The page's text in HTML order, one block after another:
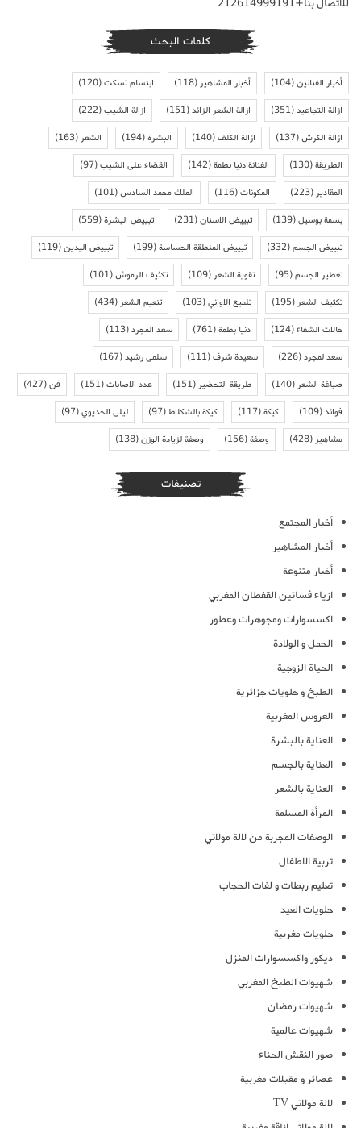
للاتصال بنا+212614999191
كلمات البحث
أخبار الفنانين(104) أخبار المشاهير(118) ابتسام تسكت(120)
ازالة التجاعيد(351) ازالة الشعر الزائد(151) ازالة الشيب(222)
ازالة الكرش(137) ازالة الكلف(140) البشرة(194) الشعر(163)
الطريقة(130) الفنانة دنيا بطمة(142) القضاء على الشيب(97)
المقادير(223) المكونات(116) الملك محمد السادس(101)
بسمة بوسيل(139) تبييض الاسنان(231) تبييض البشرة(559)
تبييض الجسم(332) تبييض المنطقة الحساسة(199) تبييض اليدين(119)
تعطير الجسم(95) تقوية الشعر(109) تكثيف الرموش(101)
تكثيف الشعر(195) تلميع الاواني(103) تنعيم الشعر(434)
حالات الشفاء(124) دنيا بطمة(761) سعد المجرد(113)
سعد لمجرد(226) سعيدة شرف(111) سلمى رشيد(167)
صباغة الشعر(140) طريقة التحضير(151) عدد الاصابات(151) فن(427)
فوائد(109) كيكة(117) كيكة بالشكلاط(97) ليلى الحديوي(97)
مشاهير(428) وصفة(156) وصفة لزيادة الوزن(138)
تصنيفات
أخبار المجتمع
أخبار المشاهير
أخبار متنوعة
ازياء فساتين القفطان المغربي
اكسسوارات ومجوهرات وعطور
الحمل و الولادة
الحياة الزوجية
الطبخ و حلويات جزائرية
العروس المغربية
العناية بالبشرة
العناية بالجسم
العناية بالشعر
المرأة المسلمة
الوصفات المجربة من لالة مولاتي
تربية الاطفال
تعليم ربطات و لفات الحجاب
حلويات العيد
حلويات مغربية
ديكور واكسسوارات المنزل
شهيوات الطبخ المغربي
شهيوات رمضان
شهيوات عالمية
صور النقش الحناء
عصائر و مقبلات مغربية
لالة مولاتي TV